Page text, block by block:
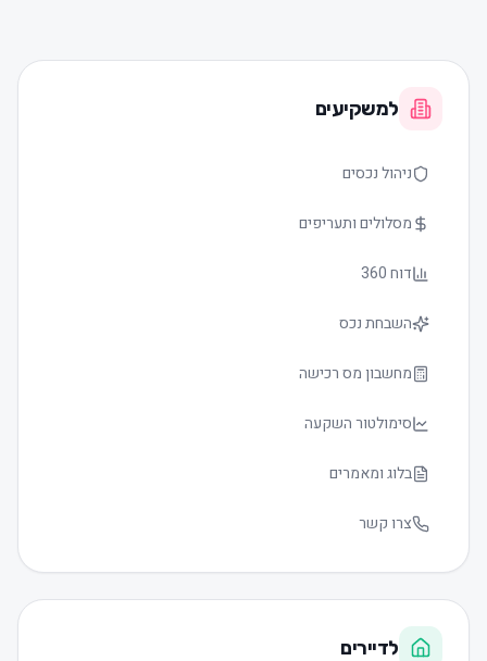
למשקיעים
ניהול נכסים
מסלולים ותעריפים
דוח 360
השבחת נכס
מחשבון מס רכישה
סימולטור השקעה
בלוג ומאמרים
צרו קשר
לדיירים